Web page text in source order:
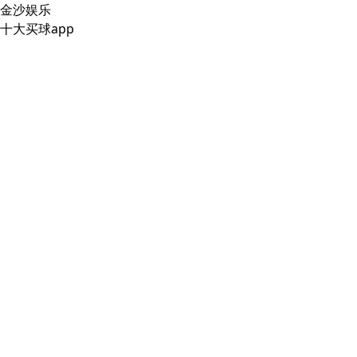
金沙娱乐
十大买球app